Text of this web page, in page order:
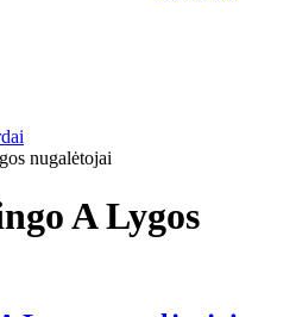
nugalėtojai
A Lygos